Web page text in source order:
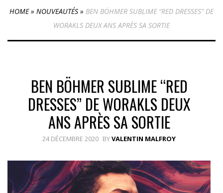
HOME» NOUVEAUTÉS » BEN BÖHMER SUBLIME “RED DRESSES” DE
WORAKLS DEUX ANS APRÈS SA SORTIE
BEN BÖHMER SUBLIME “RED
DRESSES” DE WORAKLS DEUX
ANS APRÈS SA SORTIE
24 DÉCEMBRE 2020 BYVALENTIN MALFROY